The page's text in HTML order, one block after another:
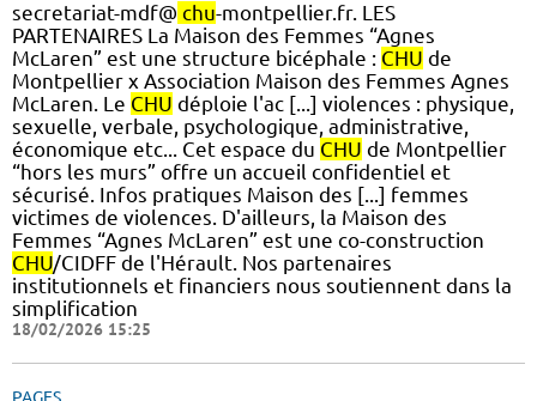
secretariat-mdf@ chu-montpellier.fr. LES
PARTENAIRES La Maison des Femmes “Agnes
McLaren” est une structure bicéphale : CHU de
Montpellier x Association Maison des Femmes Agnes
McLaren. Le CHU déploie l'ac [...] violences : physique,
sexuelle, verbale, psychologique, administrative,
économique etc... Cet espace du CHU de Montpellier
“hors les murs” offre un accueil confidentiel et
sécurisé. Infos pratiques Maison des [...] femmes
victimes de violences. D'ailleurs, la Maison des
Femmes “Agnes McLaren” est une co-construction
CHU/CIDFF de l'Hérault. Nos partenaires
institutionnels et financiers nous soutiennent dans la
simplification
18/02/2026 15:25